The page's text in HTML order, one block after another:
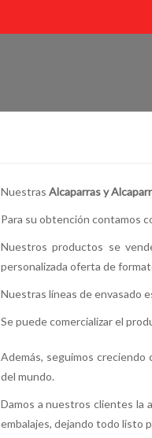
Nuestras Alcaparras y
Para su obtención contamos
Nuestros productos se
personalizada oferta de
Nuestras líneas de envasado
Se puede comercializar el
Además, seguimos creciendo
del mundo.
Damos a nuestros clientes la
embalajes, dejando todo listo